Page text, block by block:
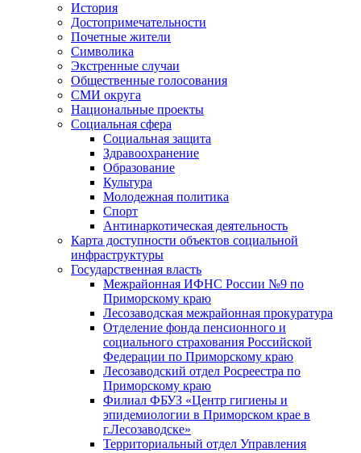
История
Достопримечательности
Почетные жители
Символика
Экстренные случаи
Общественные голосования
СМИ округа
Национальные проекты
Социальная сфера
Социальная защита
Здравоохранение
Образование
Культура
Молодежная политика
Спорт
Антинаркотическая деятельность
Карта доступности объектов социальной
инфраструктуры
Государственная власть
Межрайонная ИФНС России №9 по
Приморскому краю
Лесозаводская межрайонная прокуратура
Отделение фонда пенсионного и
социального страхования Российской
Федерации по Приморскому краю
Лесозаводский отдел Росреестра по
Приморскому краю
Филиал ФБУЗ «Центр гигиены и
эпидемиологии в Приморском крае в
г.Лесозаводске»
Территориальный отдел Управления